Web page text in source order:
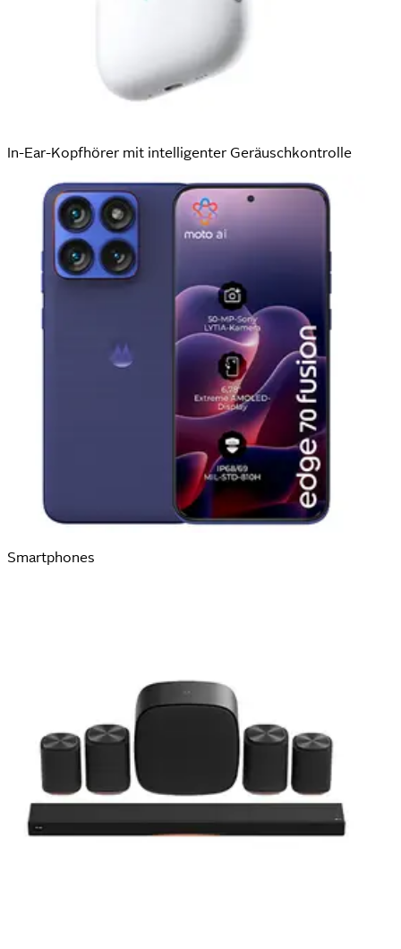
In-Ear-Kopfhörer mit intelligenter Geräuschkontrolle
Smartphones